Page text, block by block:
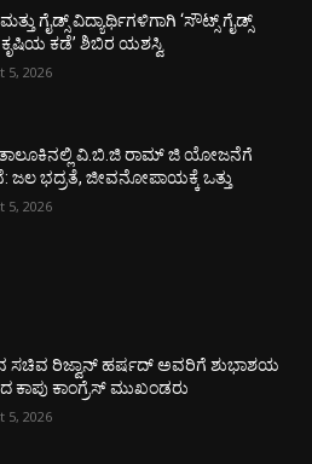
ಗೈಡ್ಸ್ ವಿದ್ಯಾರ್ಥಿಗಳಿಗಾಗಿ ‘ಸೌಟ್ಸ್ ಗೈಡ್ಸ್
ಕಡೆ’ ಶಿಬಿರ ಯಶಸ್ವಿ
5, 2026
ತಾಲೂಕಿನಲ್ಲಿ ವಿ.ಬಿ.ಜಿ ರಾಮ್ ಜಿ ಯೋಜನೆಗೆ
ಜಲ ಭದ್ರತೆ, ಜೀವನೋಪಾಯಕ್ಕೆ ಒತ್ತು
5, 2026
ಸಚಿವ ರಿಜ್ವಾನ್ ಹರ್ಷದ್ ಅವರಿಗೆ ಶುಭಾಶಯ
ಕಾಪು ಕಾಂಗ್ರೆಸ್ ಮುಖಂಡರು
5, 2026